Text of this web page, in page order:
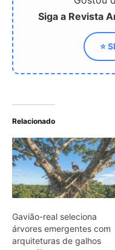
Gavião-real seleciona
árvores emergentes com
arquiteturas de galhos
específicas para sustentar
ninhos por décadas na
Como o casal de joão-de-
barro constrói ninhos de
que nunca usa a mesma
estrutura duas vezes